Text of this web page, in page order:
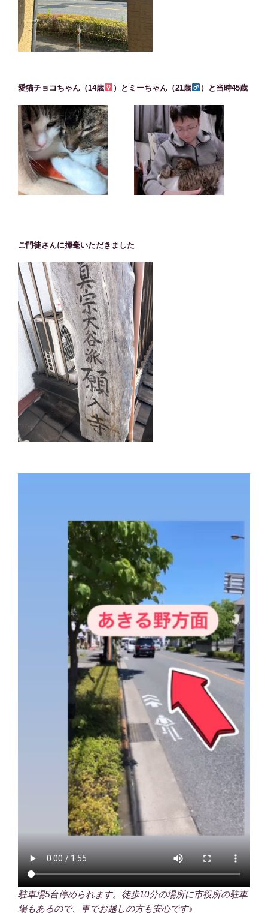
愛猫チョコちゃん（14歳 ）とミーちゃん（21歳 ）と当時45歳
ご門徒さんに揮毫いただきました
駐車場5台停められます。徒歩10分の場所に市役所の駐車
場もあるので、車でお越しの方も安心です♪